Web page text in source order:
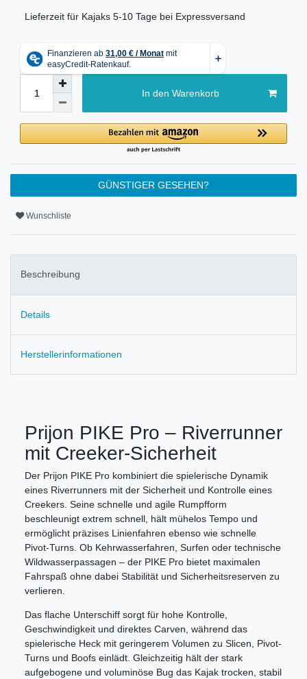
Lieferzeit für Kajaks 5-10 Tage bei Expressversand
In den Warenkorb
GÜNSTIGER GESEHEN?
Wunschliste
Beschreibung
Details
Herstellerinformationen
Prijon PIKE Pro – Riverrunner
mit Creeker-Sicherheit
Der Prijon PIKE Pro kombiniert die spielerische Dynamik
eines Riverrunners mit der Sicherheit und Kontrolle eines
Creekers. Seine schnelle und agile Rumpfform
beschleunigt extrem schnell, hält mühelos Tempo und
ermöglicht präzises Linienfahren ebenso wie schnelle
Pivot-Turns. Ob Kehrwasserfahren, Surfen oder technische
Wildwasserpassagen – der PIKE Pro bietet maximalen
Fahrspaß ohne dabei Stabilität und Sicherheitsreserven zu
verlieren.
Das flache Unterschiff sorgt für hohe Kontrolle,
Geschwindigkeit und direktes Carven, während das
spielerische Heck mit geringerem Volumen zu Slicen, Pivot-
Turns und Boofs einlädt. Gleichzeitig hält der stark
aufgebogene und voluminöse Bug das Kajak trocken, stabil